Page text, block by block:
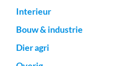
Interieur
Bouw & industrie
Dier agri